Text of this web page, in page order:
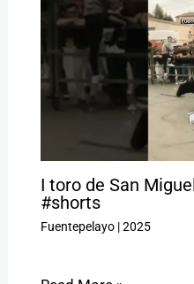
I toro de San
#shorts
Fuentepelayo|2025